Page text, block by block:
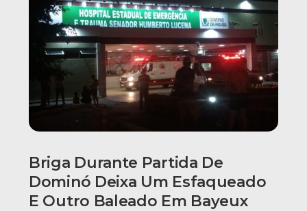
Briga Durante Partida De
Dominó Deixa Um Esfaqueado
E Outro Baleado Em Bayeux